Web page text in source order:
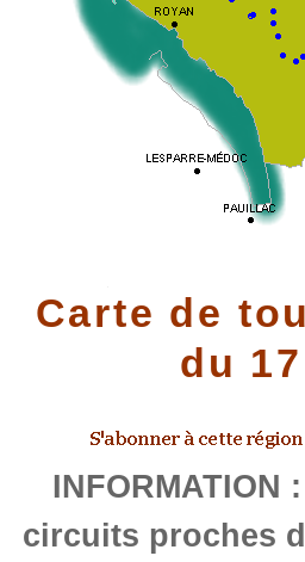
Carte de
du
INFORMATION
circuits proches